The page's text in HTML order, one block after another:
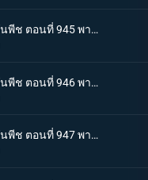
One piece วันพีช ตอนที่ 945 พากย์ไทย ความแค้นถั่วแดงต้ม ลูฟี่เข้าตาจน
One piece วันพีช ตอนที่ 946 พากย์ไทย หยุดยั้งสี่จักรพรรดิ! แผนการลับของควีน
One piece วันพีช ตอนที่ 947 พากย์ไทย อาวุธทรงอานุภาพ! กระสุนโรคระบาดที่เล็งไปที่ลูฟี่